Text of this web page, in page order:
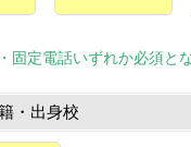
固定電話いずれか必須と
・出身校